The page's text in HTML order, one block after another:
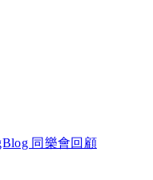
同樂會回顧